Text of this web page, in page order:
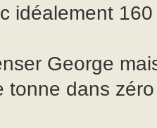
idéalement
George
tonne dans